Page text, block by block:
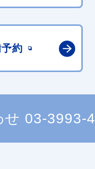
約
せ 03-3993-